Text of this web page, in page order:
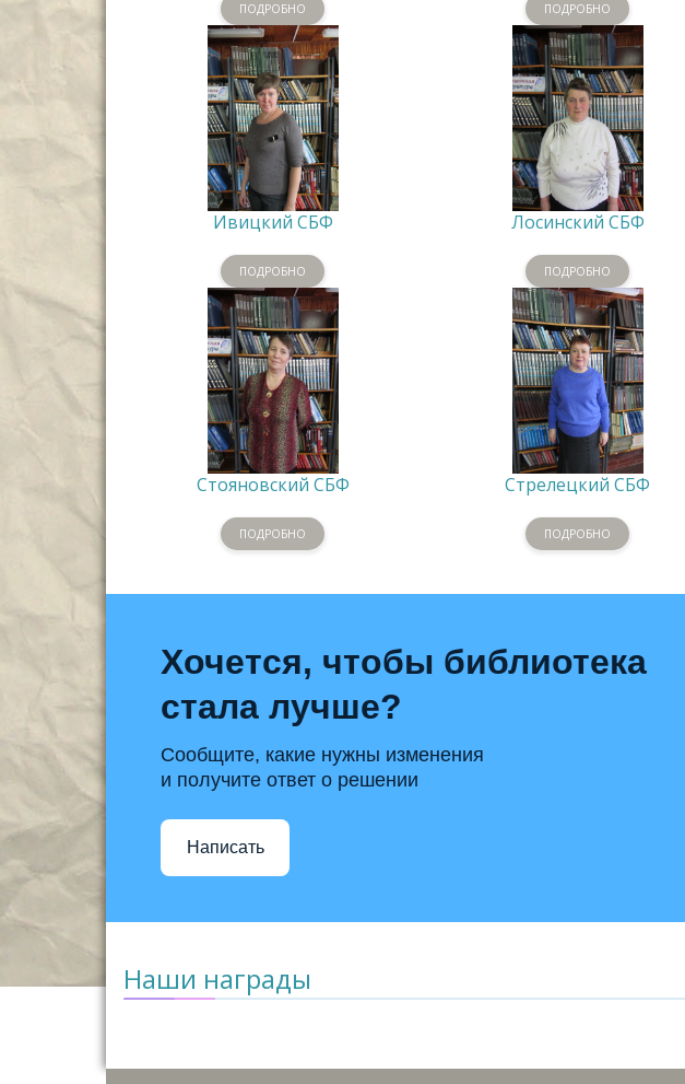
ПОДРОБНО ПОДРОБНО
Ивицкий СБФ
ПОДРОБНО
Лосинский СБФ
ПОДРОБНО
Стояновский СБФ
ПОДРОБНО
Стрелецкий СБФ
ПОДРОБНО
Хочется, чтобы библиотека
стала лучше?
Сообщите, какие нужны изменения
и получите ответ о решении
Написать
Наши награды